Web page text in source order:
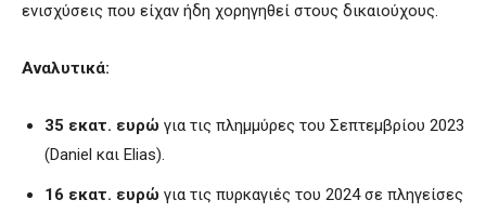
ενισχύσεις που είχαν ήδη χορηγηθεί στους δικαιούχους.
Αναλυτικά:
35 εκατ. ευρώ για τις πλημμύρες του Σεπτεμβρίου 2023
(Daniel και Elias).
16 εκατ. ευρώ για τις πυρκαγιές του 2024 σε πληγείσες